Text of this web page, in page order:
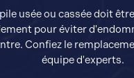
usée ou cassée doit
pour éviter
Confiez le
équipe d'experts.